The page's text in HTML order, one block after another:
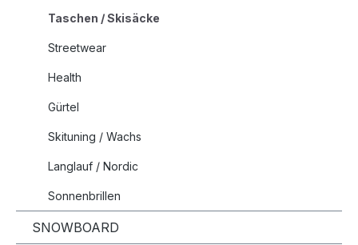
Taschen / Skisäcke
Streetwear
Health
Gürtel
Skituning / Wachs
Langlauf / Nordic
Sonnenbrillen
SNOWBOARD